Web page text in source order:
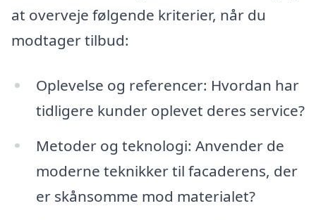
at overveje følgende kriterier, når du
modtager tilbud:
Oplevelse og referencer: Hvordan har
tidligere kunder oplevet deres service?
Metoder og teknologi: Anvender de
moderne teknikker til facaderens, der
er skånsomme mod materialet?